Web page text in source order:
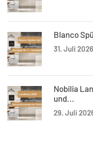
Blanco
31. Juli 2026
Nobilia
und...
29. Juli